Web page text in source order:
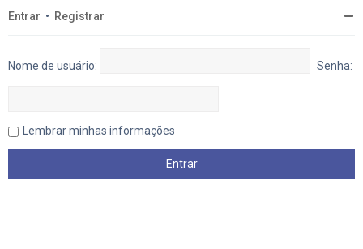
Entrar • Registrar
Nome de usuário: Senha:
Lembrar minhas informações